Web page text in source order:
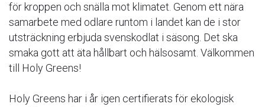
för kroppen och snälla mot klimatet. Genom ett nära
samarbete med odlare runtom i landet kan de i stor
utsträckning erbjuda svenskodlat i säsong. Det ska
smaka gott att äta hållbart och hälsosamt. Välkommen
till Holy Greens!
Holy Greens har i år igen certifierats för ekologisk